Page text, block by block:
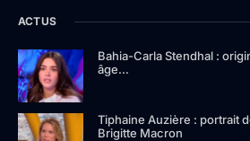
ACTUS
Bahia-Carla Stendhal :
âge…
Tiphaine Auzière : portrait
Brigitte Macron